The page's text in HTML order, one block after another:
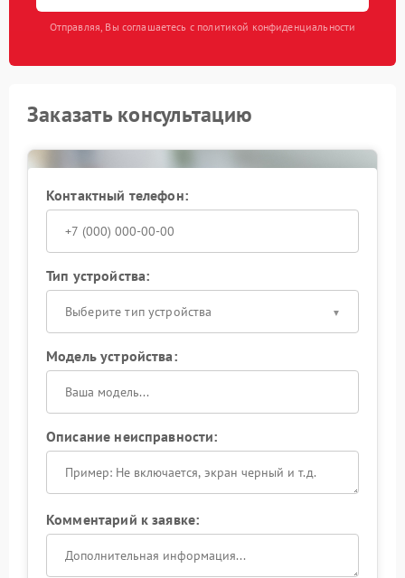
Отправляя, Вы соглашаетесь с политикой конфиденциальности
Заказать консультацию
Контактный телефон:
Тип устройства:
Выберите тип устройства
Модель устройства:
Описание неисправности:
Комментарий к заявке: